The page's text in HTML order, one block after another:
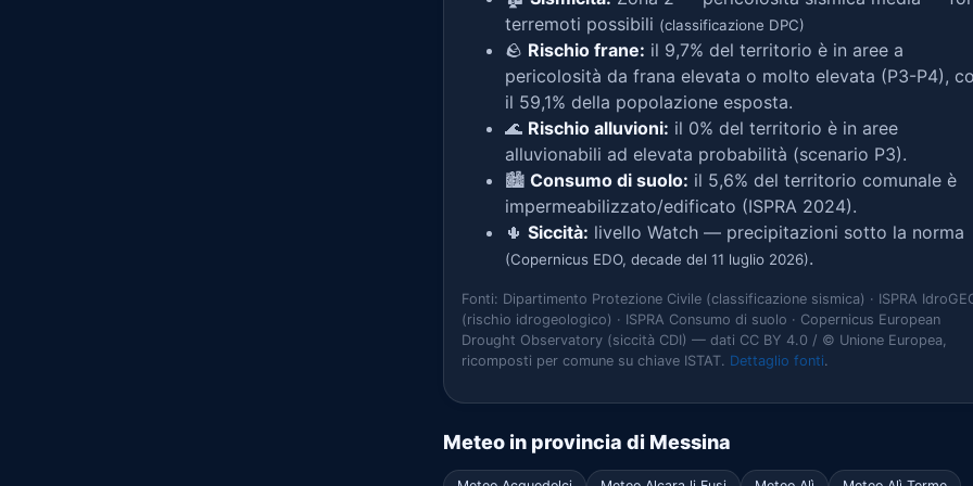
terremoti possibili (classificazione DPC)
🪨 Rischio frane: il 9,7% del territorio è in aree a
pericolosità da frana elevata o molto elevata (P3-P4),
il 59,1% della popolazione esposta.
🌊 Rischio alluvioni: il 0% del territorio è in aree
alluvionabili ad elevata probabilità (scenario P3).
🏙️ Consumo di suolo: il 5,6% del territorio comunale è
impermeabilizzato/edificato (ISPRA 2024).
🌵 Siccità: livello Watch — precipitazioni sotto la norma
(Copernicus EDO, decade del 11 luglio 2026).
Fonti: Dipartimento Protezione Civile (classificazione sismica) · ISPRA
(rischio idrogeologico) · ISPRA Consumo di suolo · Copernicus European
Drought Observatory (siccità CDI) — dati CC BY 4.0 / © Unione Europea,
ricomposti per comune su chiave ISTAT. Dettaglio fonti.
Meteo in provincia di Messina